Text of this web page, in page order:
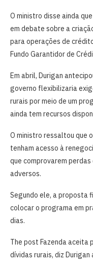
O ministro disse ainda
em debate sobre a
para operações de
Fundo Garantidor ​de
Em abril, Durigan
governo flexibilizaria
rurais por meio de um
ainda tem recursos
O ministro ressaltou que
tenham acesso à
que ⁠comprovarem
adversos.
Segundo ele, ⁠a proposta
colocar o programa em
dias.
The post Fazenda aceita
dívidas rurais, diz